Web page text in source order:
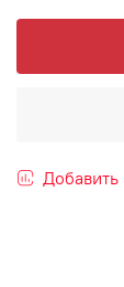
Добавить